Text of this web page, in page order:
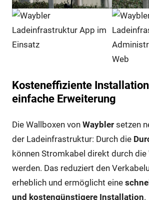
Kosteneffiziente Installation
einfache Erweiterung
Die Wallboxen von Wayblersetzen
der Ladeinfrastruktur: Durch die
können Stromkabel direkt durch
werden. Das reduziert den
erheblich und ermöglicht eine
und kostengünstigere Installation.